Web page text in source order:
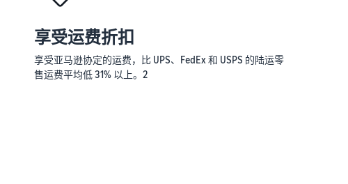
享受运费折扣
享受亚马逊协定的运费，比 UPS、FedEx 和 USPS 的陆运零
售运费平均低 31% 以上。2